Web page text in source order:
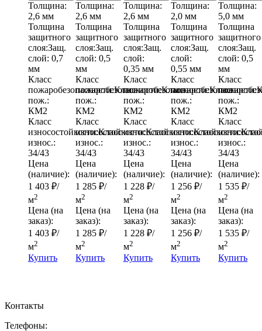
Толщина:
2,6 мм
Толщина
защитного
слоя:Защ.
слой: 0,7
мм
Класс
пожаробезопасности:Класс
пож.:
КМ2
Класс
износостойкости:Класс
износ.:
34/43
Цена
(наличие):
1 403 ₽/
м2
Цена (на
заказ):
1 403 ₽/
м2
Купить
Толщина:
2,6 мм
Толщина
защитного
слоя:Защ.
слой: 0,5
мм
Класс
пожаробезопасности:Класс
пож.:
КМ2
Класс
износостойкости:Класс
износ.:
34/43
Цена
(наличие):
1 285₽/
м2
Цена (на
заказ):
1 285₽/
м2
Купить
Толщина:
2,6 мм
Толщина
защитного
слоя:Защ.
слой:
0,35 мм
Класс
пожаробезопасности:Класс
пож.:
КМ2
Класс
износостойкости:Класс
износ.:
34/43
Цена
(наличие):
1 228 ₽/
м2
Цена (на
заказ):
1 228 ₽/
м2
Купить
Толщина:
2,0 мм
Толщина
защитного
слоя:Защ.
слой:
0,55 мм
Класс
пожаробезопасности:
пож.:
КМ2
Класс
износостойкости:
износ.:
34/43
Цена
(наличие):
1 256 ₽/
м2
Цена (на
заказ):
1 256 ₽/
м2
Купить
Толщина:
5,0 мм
Толщина
защитного
слоя:Защ.
слой: 0,5
мм
Класс
пож.:
КМ2
Класс
износ.:
34/43
Цена
(наличие):
1 535₽/
м2
Цена (на
заказ):
1 535₽/
м2
Купить
Контакты
Телефоны: